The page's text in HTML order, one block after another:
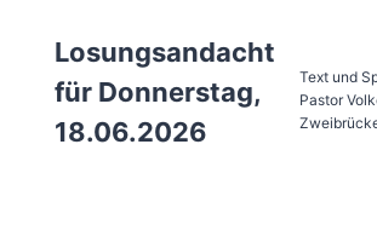
Losungsandacht
für Donnerstag,
18.06.2026
Text und
Pastor